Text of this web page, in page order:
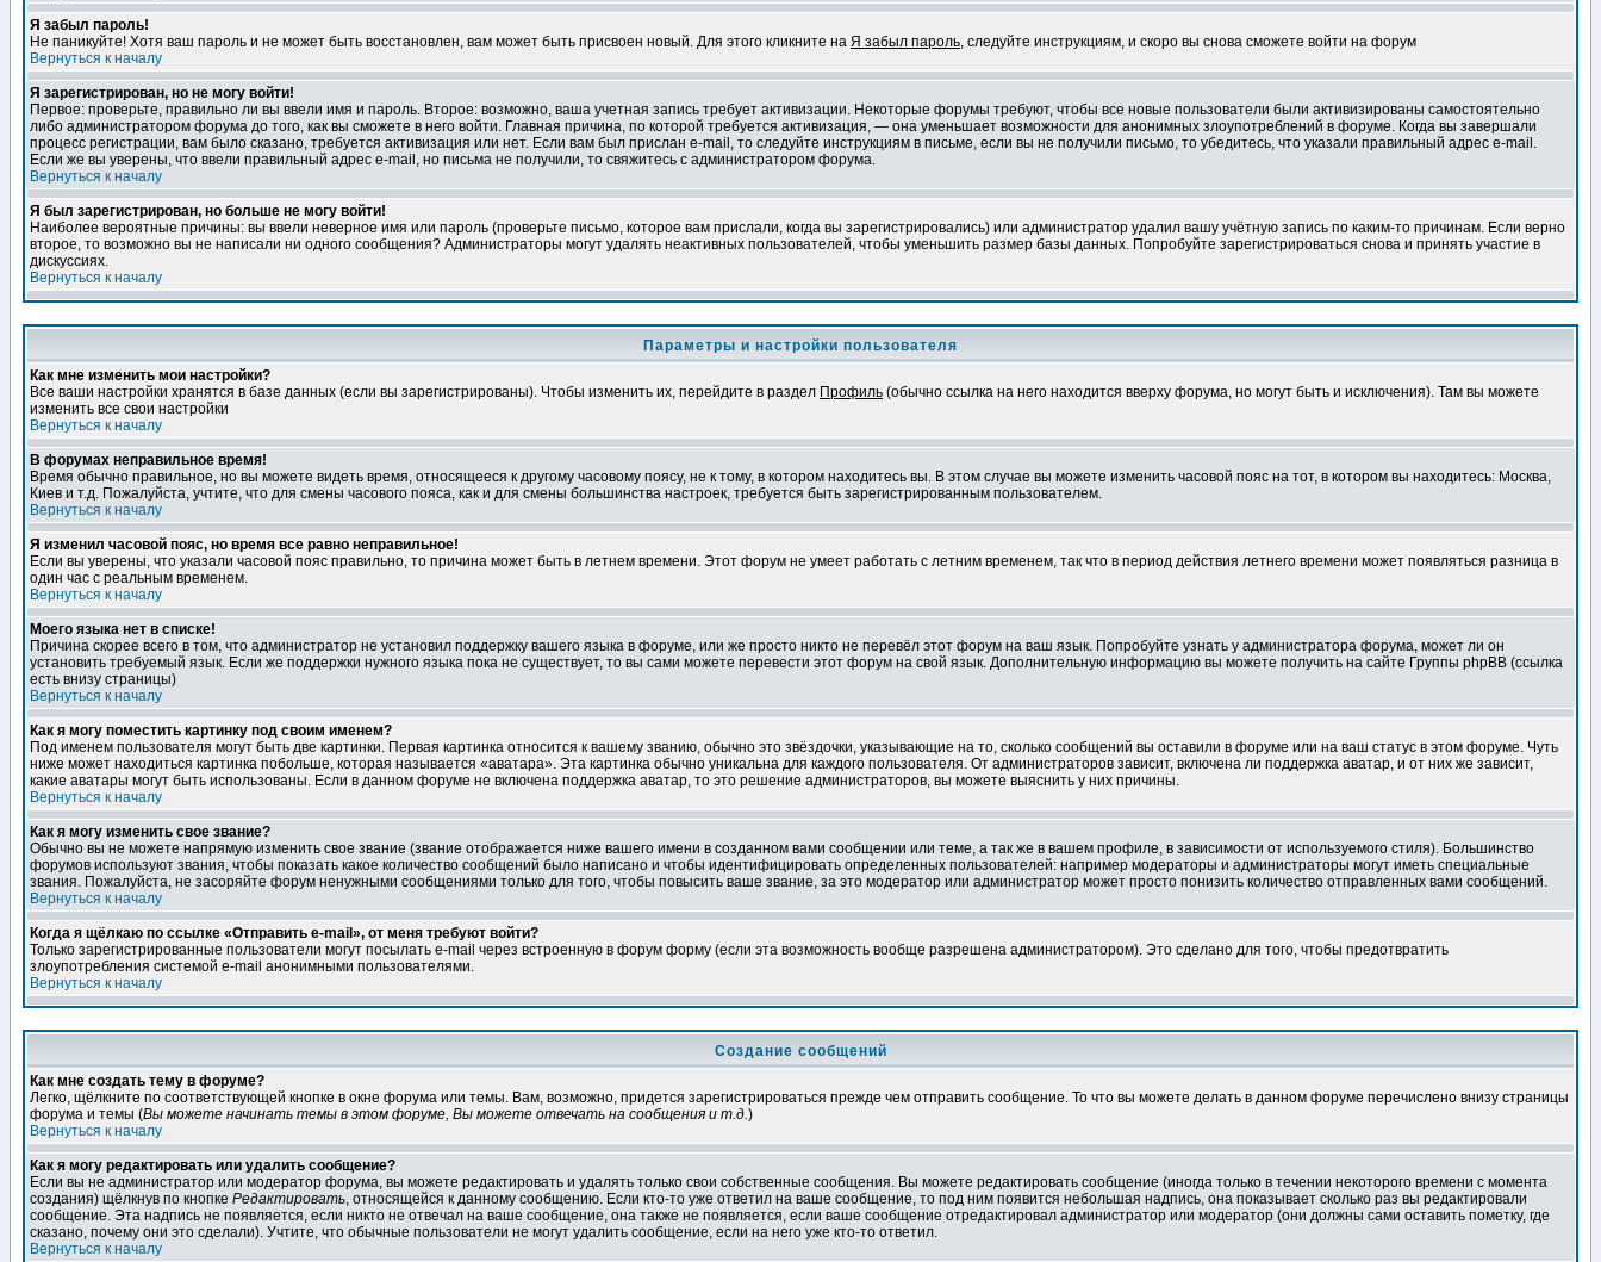
Я забыл пароль!
Не паникуйте! Хотя ваш пароль и не может быть восстановлен, вам может быть присвоен новый. Для этого кликните на Я забыл пароль, следуйте инструкциям, и скоро вы снова сможете войти на форум
Вернуться к началу
Я зарегистрирован, но не могу войти!
Первое: проверьте, правильно ли вы ввели имя и пароль. Второе: возможно, ваша учетная запись требует активизации. Некоторые форумы требуют, чтобы все новые пользователи были активизированы самостоятельно
либо администратором форума до того, как вы сможете в него войти. Главная причина, по которой требуется активизация, — она уменьшает возможности для анонимных злоупотреблений в форуме. Когда вы завершали
процесс регистрации, вам было сказано, требуется активизация или нет. Если вам был прислан e-mail, то следуйте инструкциям в письме, если вы не получили письмо, то убедитесь, что указали правильный адрес e-mail.
Если же вы уверены, что ввели правильный адрес e-mail, но письма не получили, то свяжитесь с администратором форума.
Вернуться к началу
Я был зарегистрирован, но больше не могу войти!
Наиболее вероятные причины: вы ввели неверное имя или пароль (проверьте письмо, которое вам прислали, когда вы зарегистрировались) или администратор удалил вашу учётную запись по каким-то причинам. Если верно
второе, то возможно вы не написали ни одного сообщения? Администраторы могут удалять неактивных пользователей, чтобы уменьшить размер базы данных. Попробуйте зарегистрироваться снова и принять участие в
дискуссиях.
Вернуться к началу
Параметры и настройки пользователя
Как мне изменить мои настройки?
Все ваши настройки хранятся в базе данных (если вы зарегистрированы). Чтобы изменить их, перейдите в раздел Профиль (обычно ссылка на него находится вверху форума, но могут быть и исключения). Там вы можете
изменить все свои настройки
Вернуться к началу
В форумах неправильное время!
Время обычно правильное, но вы можете видеть время, относящееся к другому часовому поясу, не к тому, в котором находитесь вы. В этом случае вы можете изменить часовой пояс на тот, в котором вы находитесь: Москва,
Киев и т.д. Пожалуйста, учтите, что для смены часового пояса, как и для смены большинства настроек, требуется быть зарегистрированным пользователем.
Вернуться к началу
Я изменил часовой пояс, но время все равно неправильное!
Если вы уверены, что указали часовой пояс правильно, то причина может быть в летнем времени. Этот форум не умеет работать с летним временем, так что в период действия летнего времени может появляться разница в
один час с реальным временем.
Вернуться к началу
Моего языка нет в списке!
Причина скорее всего в том, что администратор не установил поддержку вашего языка в форуме, или же просто никто не перевёл этот форум на ваш язык. Попробуйте узнать у администратора форума, может ли он
установить требуемый язык. Если же поддержки нужного языка пока не существует, то вы сами можете перевести этот форум на свой язык. Дополнительную информацию вы можете получить на сайте Группы phpBB (ссылка
есть внизу страницы)
Вернуться к началу
Как я могу поместить картинку под своим именем?
Под именем пользователя могут быть две картинки. Первая картинка относится к вашему званию, обычно это звёздочки, указывающие на то, сколько сообщений вы оставили в форуме или на ваш статус в этом форуме. Чуть
ниже может находиться картинка побольше, которая называется «аватара». Эта картинка обычно уникальна для каждого пользователя. От администраторов зависит, включена ли поддержка аватар, и от них же зависит,
какие аватары могут быть использованы. Если в данном форуме не включена поддержка аватар, то это решение администраторов, вы можете выяснить у них причины.
Вернуться к началу
Как я могу изменить свое звание?
Обычно вы не можете напрямую изменить свое звание (звание отображается ниже вашего имени в созданном вами сообщении или теме, а так же в вашем профиле, в зависимости от используемого стиля). Большинство
форумов используют звания, чтобы показать какое количество сообщений было написано и чтобы идентифицировать определенных пользователей: например модераторы и администраторы могут иметь специальные
звания. Пожалуйста, не засоряйте форум ненужными сообщениями только для того, чтобы повысить ваше звание, за это модератор или администратор может просто понизить количество отправленных вами сообщений.
Вернуться к началу
Когда я щёлкаю по ссылке «Отправить e-mail», от меня требуют войти?
Только зарегистрированные пользователи могут посылать e-mail через встроенную в форум форму (если эта возможность вообще разрешена администратором). Это сделано для того, чтобы предотвратить
злоупотребления системой e-mail анонимными пользователями.
Вернуться к началу
Создание сообщений
Как мне создать тему в форуме?
Легко, щёлкните по соответствующей кнопке в окне форума или темы. Вам, возможно, придется зарегистрироваться прежде чем отправить сообщение. То что вы можете делать в данном форуме перечислено внизу страницы
форума и темы (Вы можете начинать темы в этом форуме, Вы можете отвечать на сообщения и т.д.)
Вернуться к началу
Как я могу редактировать или удалить сообщение?
Если вы не администратор или модератор форума, вы можете редактировать и удалять только свои собственные сообщения. Вы можете редактировать сообщение (иногда только в течении некоторого времени с момента
создания) щёлкнув по кнопке Редактировать, относящейся к данному сообщению. Если кто-то уже ответил на ваше сообщение, то под ним появится небольшая надпись, она показывает сколько раз вы редактировали
сообщение. Эта надпись не появляется, если никто не отвечал на ваше сообщение, она также не появляется, если ваше сообщение отредактировал администратор или модератор (они должны сами оставить пометку, где
сказано, почему они это сделали). Учтите, что обычные пользователи не могут удалить сообщение, если на него уже кто-то ответил.
Вернуться к началу